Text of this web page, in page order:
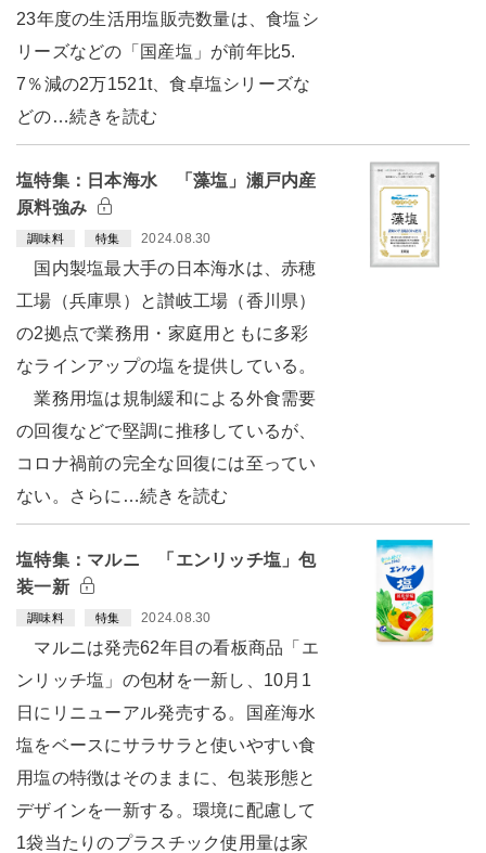
23年度の生活用塩販売数量は、食塩シ
リーズなどの「国産塩」が前年比5.
7％減の2万1521t、食卓塩シリーズな
どの…続きを読む
塩特集：日本海水 「藻塩」瀬戸内産
原料強み
調味料 特集 2024.08.30
国内製塩最大手の日本海水は、赤穂
工場（兵庫県）と讃岐工場（香川県）
の2拠点で業務用・家庭用ともに多彩
なラインアップの塩を提供している。
業務用塩は規制緩和による外食需要
の回復などで堅調に推移しているが、
コロナ禍前の完全な回復には至ってい
ない。さらに…続きを読む
塩特集：マルニ 「エンリッチ塩」包
装一新
調味料 特集 2024.08.30
マルニは発売62年目の看板商品「エ
ンリッチ塩」の包材を一新し、10月1
日にリニューアル発売する。国産海水
塩をベースにサラサラと使いやすい食
用塩の特徴はそのままに、包装形態と
デザインを一新する。環境に配慮して
1袋当たりのプラスチック使用量は家